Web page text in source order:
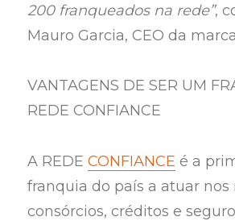
200 franqueados na rede”,
Mauro Garcia, CEO da
VANTAGENS DE SER UM
REDE CONFIANCE
A REDECONFIANCE é a
franquia do país a atuar nos
consórcios, créditos e